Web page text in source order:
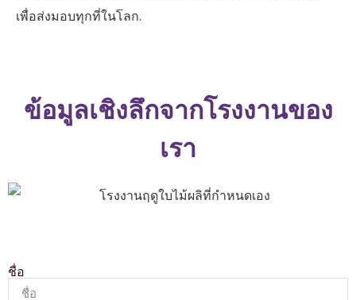
เพื่อส่งมอบทุกที่ในโลก.
ข้อมูลเชิงลึกจากโรงงานของ
เรา
ชื่อ